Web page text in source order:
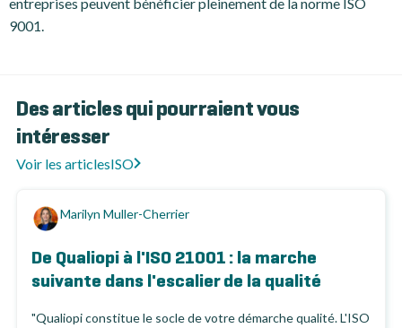
9001.
Des articles qui pourraient vous
intéresser
Voir les articlesISO
Marilyn Muller-Cherrier
De Qualiopi à l'ISO 21001 : la marche
suivante dans l'escalier de la qualité
"Qualiopi constitue le socle de votre démarche qualité. L'ISO